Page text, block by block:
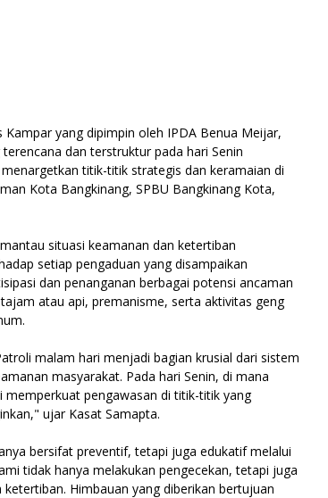
yang dipimpin oleh IPDA Benua Meijar,
dan terstruktur pada hari Senin
titik-titik strategis dan keramaian di
Kota Bangkinang, SPBU Bangkinang Kota,
situasi keamanan dan ketertiban
setiap pengaduan yang disampaikan
dan penanganan berbagai potensi ancaman
atau api, premanisme, serta aktivitas geng
malam hari menjadi bagian krusial dari sistem
masyarakat. Pada hari Senin, di mana
pengawasan di titik-titik yang
ujar Kasat Samapta.
bersifat preventif, tetapi juga edukatif melalui
tidak hanya melakukan pengecekan, tetapi juga
Himbauan yang diberikan bertujuan